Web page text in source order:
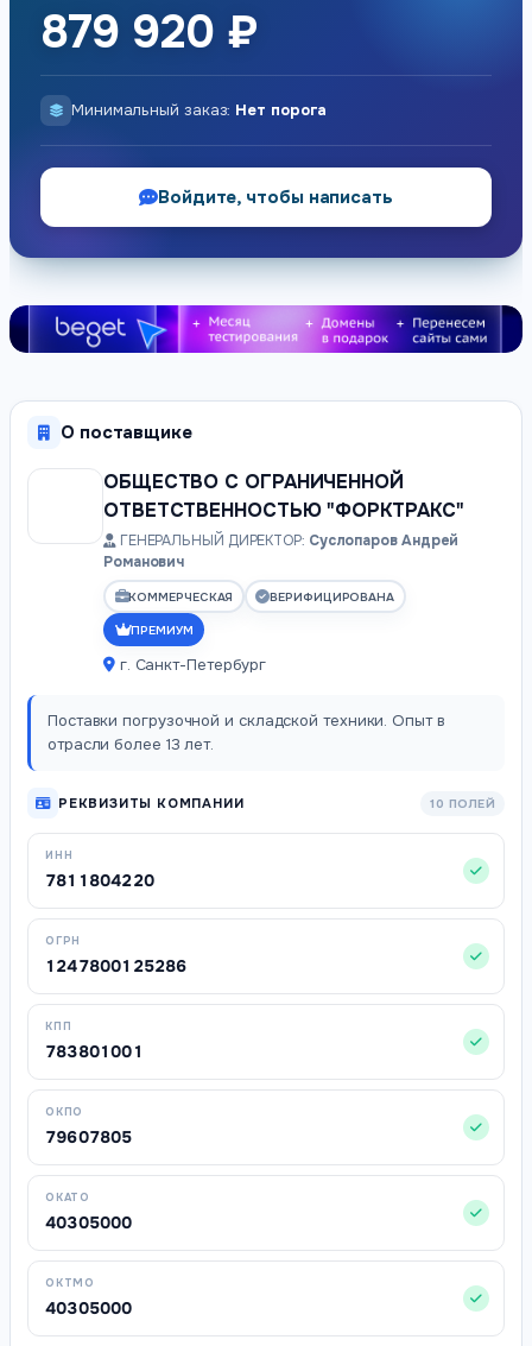
879 920 ₽
Минимальный заказ: Нет порога
Войдите, чтобы написать
О поставщике
ОБЩЕСТВО С ОГРАНИЧЕННОЙ
ОТВЕТСТВЕННОСТЬЮ "ФОРКТРАКС"
ГЕНЕРАЛЬНЫЙ ДИРЕКТОР: Суслопаров Андрей
Романович
КОММЕРЧЕСКАЯ ВЕРИФИЦИРОВАНА
ПРЕМИУМ
г. Санкт-Петербург
Поставки погрузочной и складской техники. Опыт в
отрасли более 13 лет.
РЕКВИЗИТЫ КОМПАНИИ 10 ПОЛЕЙ
ИНН
7811804220
ОГРН
1247800125286
КПП
783801001
ОКПО
79607805
ОКАТО
40305000
ОКТМО
40305000